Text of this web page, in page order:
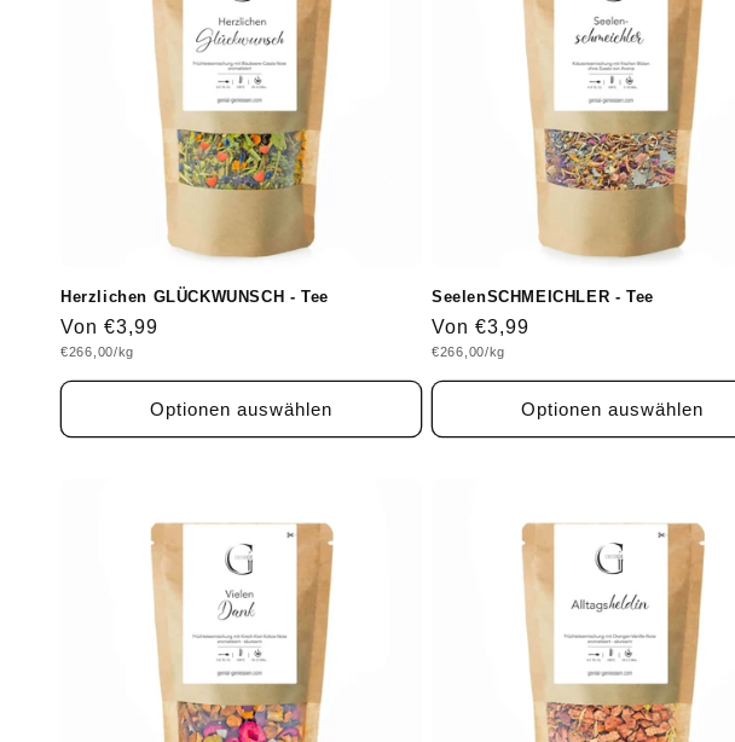
Herzlichen GLÜCKWUNSCH - Tee
Normaler
Preis
Von €3,99
Grundpreis
€266,00/kg
Optionen auswählen
SeelenSCHMEICHLER - Tee
Normaler
Preis
Von €3,99
Grundpreis
€266,00/kg
Optionen auswählen